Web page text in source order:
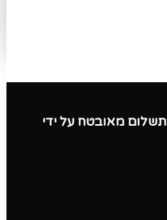
תשלום מאובטח על ידי